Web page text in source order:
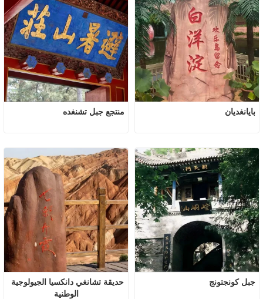
منتجع جبل تشنغده بايانغديان
الوطنية
جبل كونجتونج